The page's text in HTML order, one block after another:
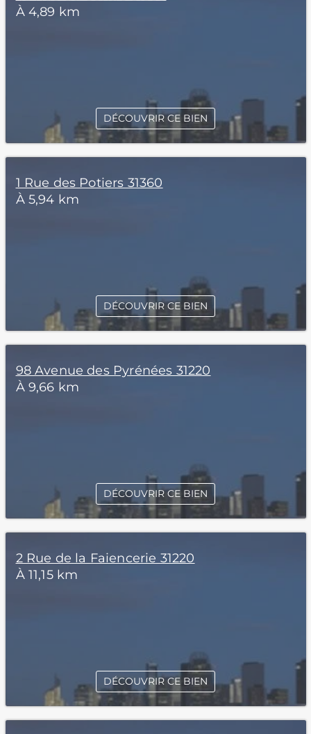
À 4,89 km
DÉCOUVRIR CE BIEN
1 Rue des Potiers 31360
À 5,94 km
DÉCOUVRIR CE BIEN
98 Avenue des Pyrénées 31220
À 9,66 km
DÉCOUVRIR CE BIEN
2 Rue de la Faiencerie 31220
À 11,15 km
DÉCOUVRIR CE BIEN